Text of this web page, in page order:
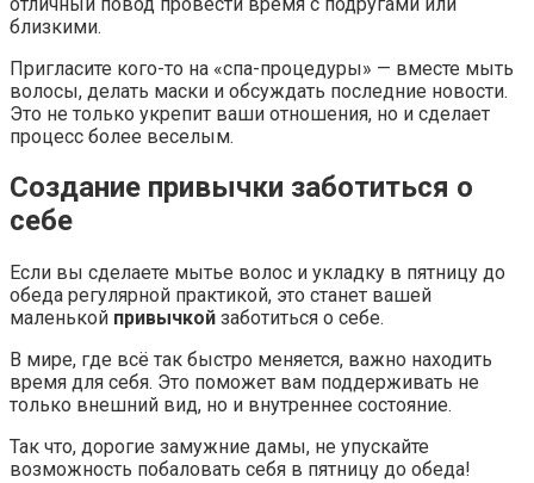
близкими.
Пригласите кого-то на «спа-процедуры» — вместе мыть
волосы, делать маски и обсуждать последние новости.
Это не только укрепит ваши отношения, но и сделает
процесс более веселым.
Создание привычки заботиться о
себе
Если вы сделаете мытье волос и укладку в пятницу до
обеда регулярной практикой, это станет вашей
маленькой привычкой заботиться о себе.
В мире, где всё так быстро меняется, важно находить
время для себя. Это поможет вам поддерживать не
только внешний вид, но и внутреннее состояние.
Так что, дорогие замужние дамы, не упускайте
возможность побаловать себя в пятницу до обеда!